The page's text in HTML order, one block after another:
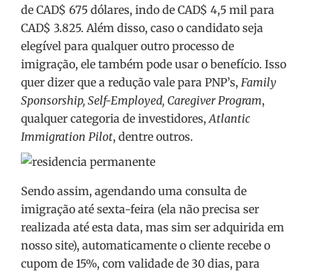
de CAD$ 675 dólares, indo de CAD$ 4,5 mil para
CAD$ 3.825. Além disso, caso o candidato seja
elegível para qualquer outro processo de
imigração, ele também pode usar o benefício. Isso
quer dizer que a redução vale para PNP’s, Family
Sponsorship, Self-Employed, Caregiver Program,
qualquer categoria de investidores,Atlantic
Immigration Pilot, dentre outros.
Sendo assim, agendando uma consulta de
imigração até sexta-feira (ela não precisa ser
realizada até esta data, mas sim ser adquirida em
nosso site), automaticamente o cliente recebe o
cupom de 15%, com validade de 30 dias, para